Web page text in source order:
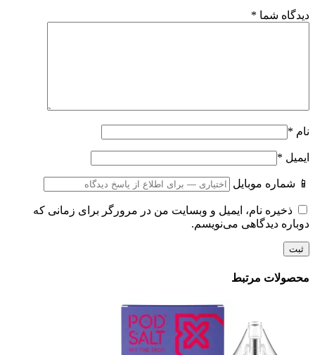
شما*
*
موبایل
نام، ایمیل و وبسایت من در مرورگر برای زمانی که
دیدگاهی می‌نویسم.
مرتبط